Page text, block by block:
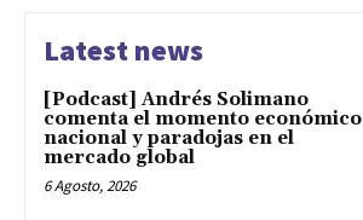
Latest news
[Podcast] Andrés Solimano
comenta el momento económico
nacional y paradojas en el
mercado global
6 Agosto, 2026